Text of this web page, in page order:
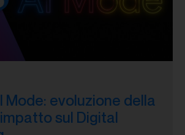
Mode: evoluzione della
sul Digital